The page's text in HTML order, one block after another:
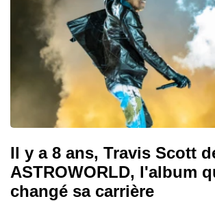
Il y a 8 ans, Travis Scott
ASTROWORLD, l'album
changé sa carrière